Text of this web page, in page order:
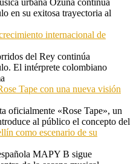
en su exitosa trayectoria al
internacional de
del Rey continúa
El intérprete colombiano
Tape con una nueva visión
oficialmente «Rose Tape», un
al público el concepto del
como escenario de su
MAPY B sigue